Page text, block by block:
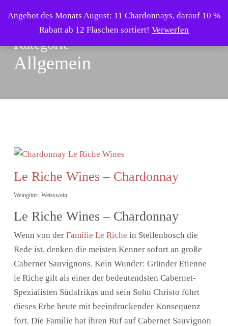
Angebot des Monats August: 11 Chardonnays, darauf 10 %
Rabatt ab 12 Flaschen sortiert! Verwerfen
content
search
Kategorie
Allgemein
Le Riche Wines – Chardonnay
Weingüter, Weisswein
Le Riche Wines – Chardonnay
Wenn von der Familie Le Riche in Stellenbosch die
Rede ist, denken die meisten Kenner sofort an große
Cabernet Sauvignons. Kein Wunder: Gründer Etienne
le Riche gilt als einer der bedeutendsten Cabernet-
Spezialisten Südafrikas und sein Sohn Christo führt
dieses Erbe heute mit beeindruckender Konsequenz
fort. Die Familie hat ihren Ruf auf Cabernet Sauvignon